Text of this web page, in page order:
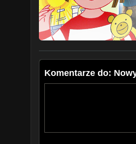
Komentarze do: